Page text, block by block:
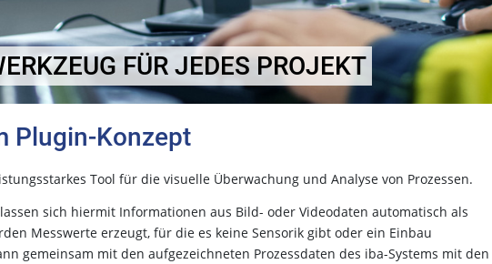
FÜR JEDES PROJEKT
Plugin-Konzept
Tool für die visuelle Überwachung und Analyse von Prozessen.
sich hiermit Informationen aus Bild- oder Videodaten automatisch als
Messwerte erzeugt, für die es keine Sensorik gibt oder ein Einbau
gemeinsam mit den aufgezeichneten Prozessdaten des iba-Systems mit den